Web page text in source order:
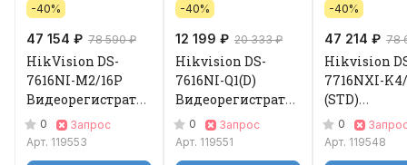
-40%
47 154 ₽ 78 590 ₽
HikVision DS-
7616NI-M2/16P
Видеорегистратор
IP 0
Запрос
Арт. 119553
-40%
12 199 ₽ 20 333 ₽
Hikvision DS-
7616NI-Q1(D)
Видеорегистратор
IP 0
Запрос
Арт. 119551
-40%
47 214 ₽ 78
Hikvision
7716NXI-
(STD)
IP
0
Арт. 119548